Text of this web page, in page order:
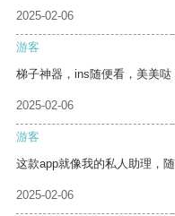
2025-02-06
游客
梯子神器，ins随便看，美美哒
2025-02-06
游客
这款app就像我的私人助理，
2025-02-06